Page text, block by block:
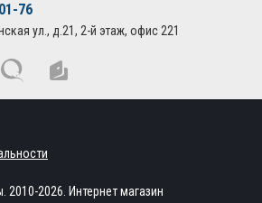
76
ул., д.21, 2-й этаж, офис 221
2026. Интернет магазин